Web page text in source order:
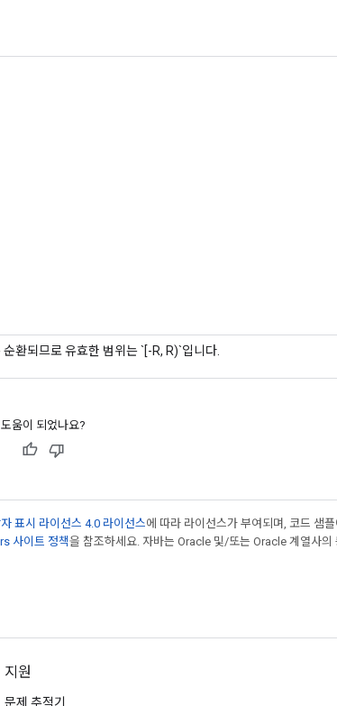
환되므로 유효한 범위는 `[-R, R)`입니다.
도움이 되었나요?
표시 라이선스 4.0 라이선스에 따라 라이선스가 부여되며, 코드 샘플
사이트 정책을 참조하세요. 자바는 Oracle 및/또는 Oracle 계열사의
지원
문제 추적기